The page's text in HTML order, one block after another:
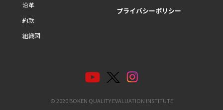
沿革
約款
組織図
プライバシーポリシー
© 2020 BOKEN QUALITY EVALUATION INSTITUTE